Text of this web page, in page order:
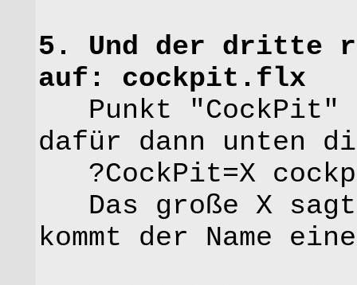
5. Und der dritte
auf: cockpit.flx
Punkt "CockPit"
dafür dann unten
?CockPit=X
Das große X sagt
kommt der Name